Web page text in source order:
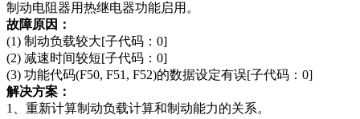
制动电阻器用热继电器功能启用。
故障原因：
(1) 制动负载较大[子代码：0]
(2) 减速时间较短[子代码：0]
(3) 功能代码(F50, F51, F52)的数据设定有误[子代码：0]
解决方案：
1、重新计算制动负载计算和制动能力的关系。